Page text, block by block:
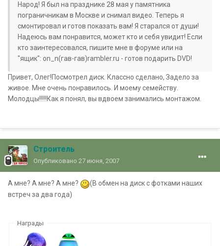
Народ! Я был на празднике 28 мая у памятника
пограничникам в Москве и снимал видео. Теперь я
смонтировал и готов показать вам! Я старался от души!
Надеюсь вам понравится, может кто и себя увидит! Если
кто заинтересовался, пишите мне в форуме или на
"ящик": on_n(гав-гав)rambler.ru - готов подарить DVD!
Привет, Олег!Посмотрел диск. Классно сделано, Задело за
живое. Мне очень понравилось. И моему семейству.
Молодцы!!!!!Как я понял, вы вдвоем занимались монтажом.
Строитель
Опубликовано 27 июня, 2007
А мне? А мне? А мне?
(В обмен на диск с фотками наших
встреч за два года)
Награды